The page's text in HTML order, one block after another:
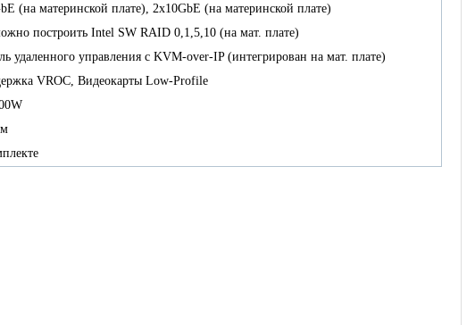
(на материнской плате), 2x10GbE (на материнской плате)
построить Intel SW RAID 0,1,5,10 (на мат. плате)
удаленного управления с KVM-over-IP (интегрирован на мат. плате)
VROC, Видеокарты Low-Profile